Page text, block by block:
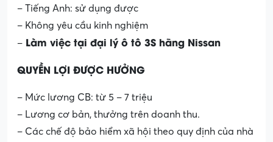
– Tiếng Anh: sử dụng được
– Không yêu cầu kinh nghiệm
– Làm việc tại đại lý ô tô 3S hãng Nissan
QUYỀN LỢI ĐƯỢC HƯỞNG
– Mức lương CB: từ 5 – 7 triệu
– Lương cơ bản, thưởng trên doanh thu.
– Các chế độ bảo hiểm xã hội theo quy định của nhà